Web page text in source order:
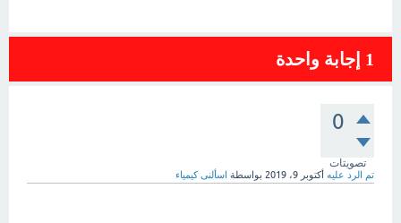
1 إجابة واحدة
0
تصويتات
تم الرد عليه أكتوبر 9، 2019 بواسطة اسألنى كيمياء